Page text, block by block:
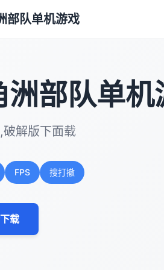
部队单机游戏
洲部队单机
破解版下面载
FPS 搜打撤
载